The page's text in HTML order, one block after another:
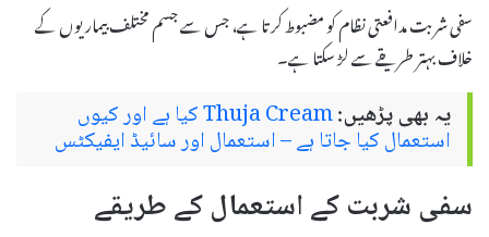
سفی شربت مدافعتی نظام کو مضبوط کرتا ہے، جس سے جسم مختلف بیماریوں کے
خلاف بہتر طریقے سے لڑ سکتا ہے۔
یہ بھی پڑھیں: Thuja Cream کیا ہے اور کیوں
استعمال کیا جاتا ہے – استعمال اور سائیڈ ایفیکٹس
سفی شربت کے استعمال کے طریقے